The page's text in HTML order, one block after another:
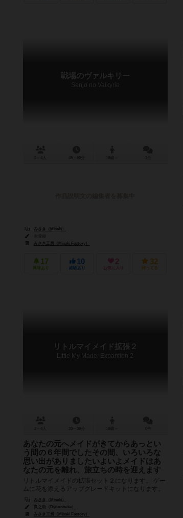
戦場のヴァルキリー
Senjo no Valkyrie
みさき（Misaki）
みさき工房（Misaki Factory）
17
興味あり
10
経験あり
2
お気に入り
32
持ってる
リトルマイメイド拡張２
Little My Made: Expantion 2
あなたの元へメイドがきてからあっとい
う間の６年間でしたその間、いろいろな
思い出がありましたいよいよメイドはあ
なたの元を離れ、旅立ちの時を迎えます
リトルマイメイドの拡張セット２になります。 ゲー
ムに花を添えるアップグレードキットになります。
・メイドたちの立体コマが各２個、計１２個入って
ます。 ・メイドたち...
みさき（Misaki）
良之助（Ryonosuke）
みさき工房（Misaki Factory）